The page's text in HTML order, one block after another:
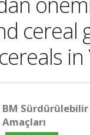
cereal
in
BM Sürdürülebilir
Amaçları